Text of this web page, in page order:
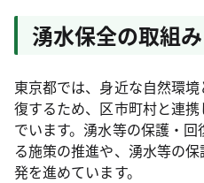
湧水保全の取組み
東京都では、身近な自然環
復するため、区市町村と連
でいます。湧水等の保護・
る施策の推進や、湧水等の
発を進めています。